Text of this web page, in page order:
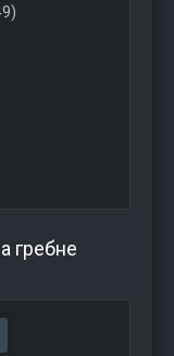
гребне